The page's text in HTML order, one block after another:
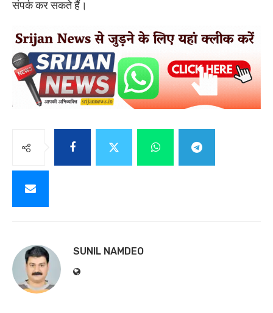
संपर्क कर सकते हैं।
SUNIL NAMDEO